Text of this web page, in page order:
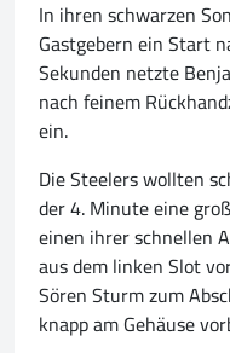
In ihren schwarzen
Gastgebern ein Start
Sekunden netzte
nach feinem
ein.
Die Steelers wollten
der 4. Minute eine
einen ihrer schnellen
aus dem linken Slot
Sören Sturm zum
knapp am Gehäuse